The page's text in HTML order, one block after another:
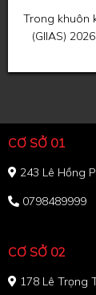
Trong khuôn
(GIIAS)
CƠ SỞ 01
243 Lê Hồng
0798489999
CƠ SỞ 02
178 Lê Trọng